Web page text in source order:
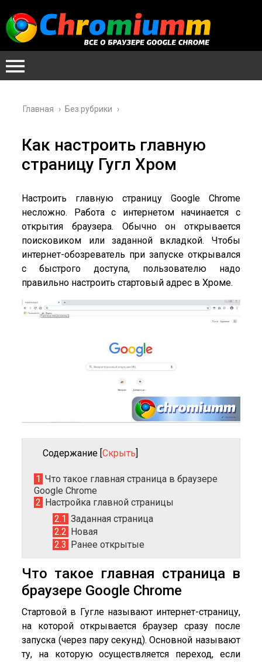
Главная › Без рубрики ›
Как настроить главную
страницу Гугл Хром
Настроить главную страницу Google Chrome
несложно. Работа с интернетом начинается с
открытия браузера. Обычно он открывается
поисковиком или заданной вкладкой. Чтобы
интернет-обозреватель при запуске открывался
с быстрого доступа, пользователю надо
правильно настроить стартовый адрес в Хроме.
Содержание [Скрыть
1 Что такое главная страница в браузере
Google Chrome
2 Настройка главной страницы
2.1 Заданная страница
2.2 Новая
2.3
Ранее открытые
Что такое главная страница в
браузере Google Chrome
Стартовой в Гугле называют интернет-страницу,
на которой открывается браузер сразу после
запуска (через пару секунд). Основной называют
ту, на которую осуществляется переход, если